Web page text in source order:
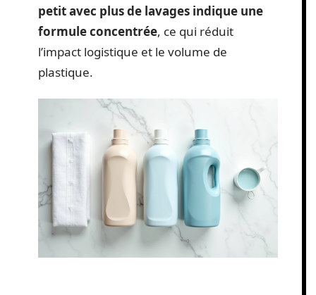
petit avec plus de lavages indique une
formule concentrée, ce qui réduit
l’impact logistique et le volume de
plastique.